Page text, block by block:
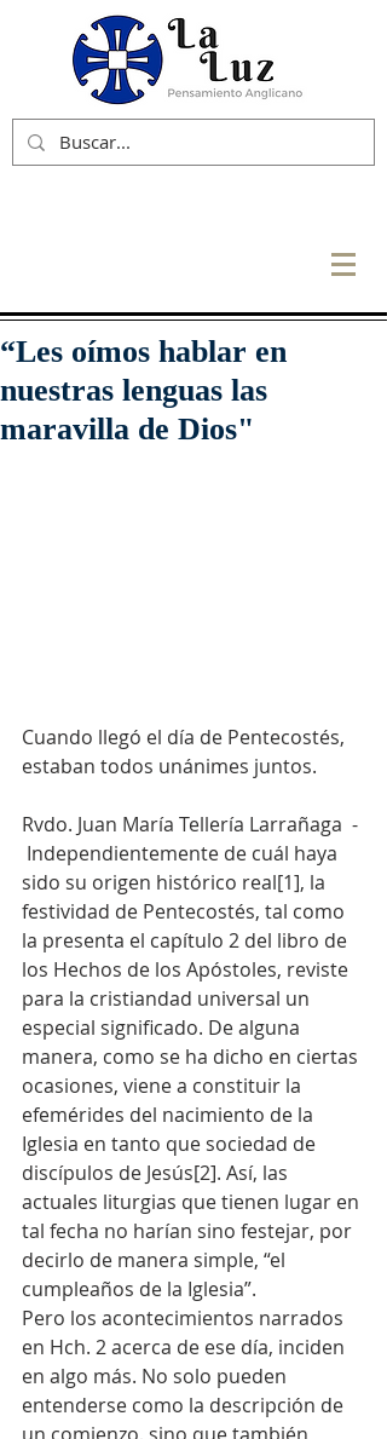
“Les oímos hablar en
nuestras lenguas las
maravilla de Dios"
Cuando llegó el día de Pentecostés,
estaban todos unánimes juntos.
Rvdo. Juan María Tellería Larrañaga  -
Independientemente de cuál haya
sido su origen histórico real[1], la
festividad de Pentecostés, tal como
la presenta el capítulo 2 del libro de
los Hechos de los Apóstoles, reviste
para la cristiandad universal un
especial significado. De alguna
manera, como se ha dicho en ciertas
ocasiones, viene a constituir la
efemérides del nacimiento de la
Iglesia en tanto que sociedad de
discípulos de Jesús[2]. Así, las
actuales liturgias que tienen lugar en
tal fecha no harían sino festejar, por
decirlo de manera simple, “el
cumpleaños de la Iglesia”.
Pero los acontecimientos narrados
en Hch. 2 acerca de ese día, inciden
en algo más. No solo pueden
entenderse como la descripción de